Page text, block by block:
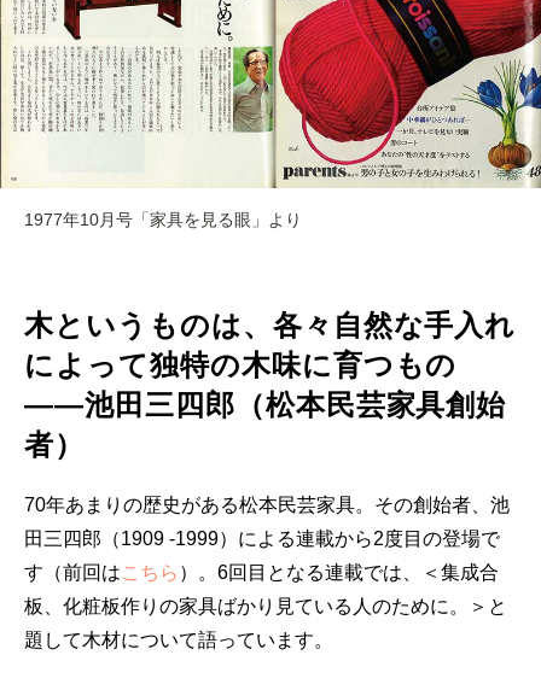
1977年10月号「家具を見る眼」より
木というものは、各々自然な手入れ
によって独特の木味に育つもの
――池田三四郎（松本民芸家具創始
者）
70年あまりの歴史がある松本民芸家具。その創始者、池
田三四郎（1909 -1999）による連載から2度目の登場で
す（前回はこちら ）。6回目となる連載では、＜集成合
板、化粧板作りの家具ばかり見ている人のために。＞と
題して木材について語っています。